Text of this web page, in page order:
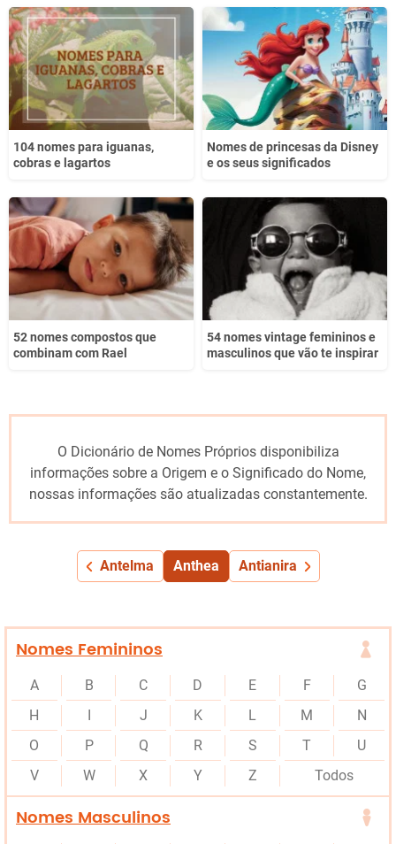
Este conteúdo não tem a informação que procuro
Outro
104 nomes para iguanas,
cobras e lagartos
Nomes de princesas da Disney
e os seus significados
52 nomes compostos que
combinam com Rael
54 nomes vintage femininos e
masculinos que vão te inspirar
O Dicionário de Nomes Próprios disponibiliza
informações sobre a Origem e o Significado do Nome,
nossas informações são atualizadas constantemente.
Antelma Anthea Antianira
Nomes Femininos
A B C D E F
G
H
J K L M
N
O
P Q R S T
U
V
W X Y Z Todos
Nomes Masculinos